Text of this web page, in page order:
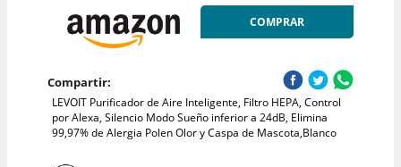
COMPRAR
Compartir:
LEVOIT Purificador de Aire Inteligente, Filtro HEPA, Control
por Alexa, Silencio Modo Sueño inferior a 24dB, Elimina
99,97% de Alergia Polen Olor y Caspa de Mascota,Blanco